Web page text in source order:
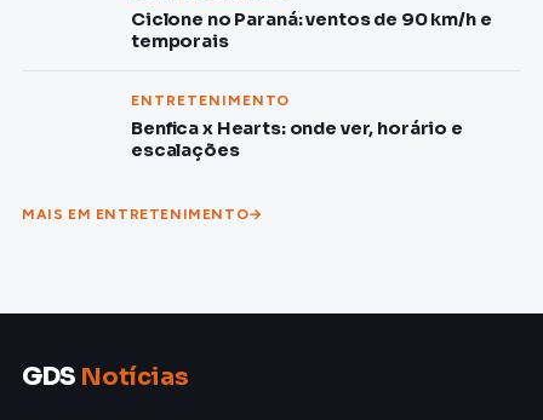
Ciclone no Paraná: ventos de 90 km/h e
temporais
ENTRETENIMENTO
Benfica x Hearts: onde ver, horário e
escalações
MAIS EM ENTRETENIMENTO
GDS Notícias